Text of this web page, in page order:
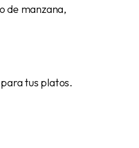
de manzana,
tus platos.